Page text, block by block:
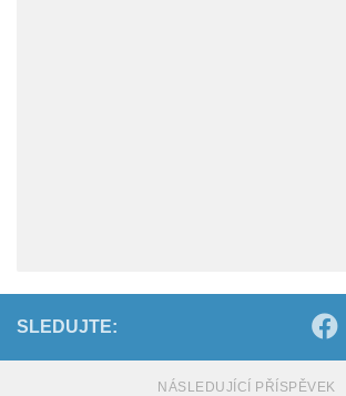
SLEDUJTE:
NÁSLEDUJÍCÍ PŘÍSPĚVEK